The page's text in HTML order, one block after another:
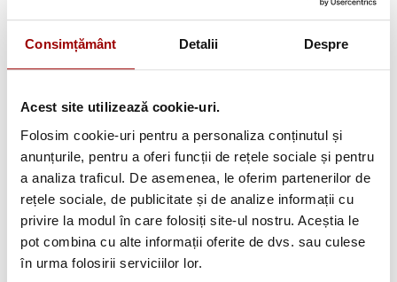
Consimțământ Detalii Despre
Acest site utilizează cookie-uri.
Folosim cookie-uri pentru a personaliza conținutul și
anunțurile, pentru a oferi funcții de rețele sociale și pentru
a analiza traficul. De asemenea, le oferim partenerilor de
rețele sociale, de publicitate și de analize informații cu
privire la modul în care folosiți site-ul nostru. Aceștia le
pot combina cu alte informații oferite de dvs. sau culese
în urma folosirii serviciilor lor.
Informatii conformitate produs
Avantajele tale:
Consultantaprofesionala
Deschidere coletla livrare
Pana la 12 ratefara dobanda